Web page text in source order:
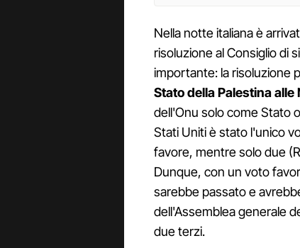
Nella notte italiana è
risoluzione al Consiglio di
importante: la risoluzione
Stato della Palestina alle
dell'Onu solo come Stato
Stati Uniti è stato l'unico
favore, mentre solo due
Dunque, con un voto
sarebbe passato e
dell'Assemblea generale
due terzi.